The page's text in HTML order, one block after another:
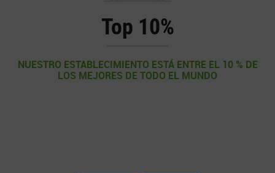
Top 10%
NUESTRO ESTABLECIMIENTO ESTÁ ENTRE EL 10 % DE
LOS MEJORES DE TODO EL MUNDO